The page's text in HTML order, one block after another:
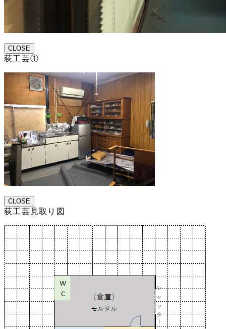
CLOSE
荻工芸①
CLOSE
荻工芸見取り図